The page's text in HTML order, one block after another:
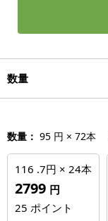
数量
数量： 95 円 × 72本
116 .7円 × 24本
2799 円
25 ポイント